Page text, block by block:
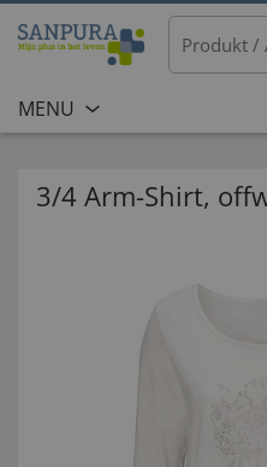
MENU
3/4 Arm-Shirt,